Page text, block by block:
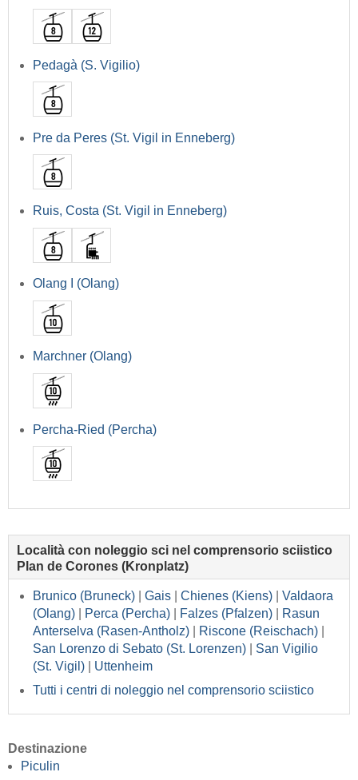
Pedagà (S. Vigilio)
Pre da Peres (St. Vigil in Enneberg)
Ruis, Costa (St. Vigil in Enneberg)
Olang I (Olang)
Marchner (Olang)
Percha-Ried (Percha)
Località con noleggio sci nel comprensorio sciistico
Plan de Corones (Kronplatz)
Brunico (Bruneck) Gais Chienes (Kiens)
Valdaora
(Olang)
Perca (Percha) Falzes (Pfalzen)
Rasun
Anterselva (Rasen-Antholz)
Riscone (Reischach)
San Lorenzo di Sebato (St. Lorenzen)
San Vigilio
(St. Vigil)
Uttenheim
Tutti i centri di noleggio nel comprensorio sciistico
Destinazione
Piculin